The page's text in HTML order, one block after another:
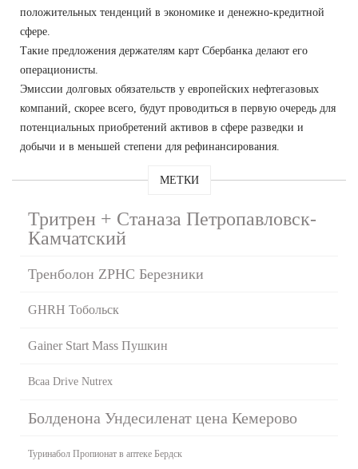
положительных тенденций в экономике и денежно-кредитной
сфере.
Такие предложения держателям карт Сбербанка делают его
операционисты.
Эмиссии долговых обязательств у европейских нефтегазовых
компаний, скорее всего, будут проводиться в первую очередь для
потенциальных приобретений активов в сфере разведки и
добычи и в меньшей степени для рефинансирования.
МЕТКИ
Тритрен + Станаза Петропавловск-
Камчатский
Тренболон ZPHC Березники
GHRH Тобольск
Gainer Start Mass Пушкин
Bcaa Drive Nutrex
Болденона Ундесиленат цена Кемерово
Туринабол Пропионат в аптеке Бердск